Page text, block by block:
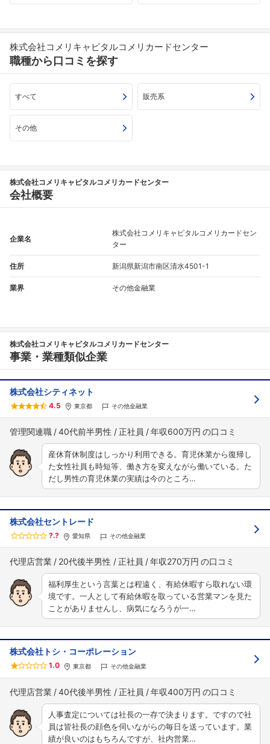
株式会社コメリキャピタルコメリカードセンター
職種から口コミを探す
すべて 販売系
その他
株式会社コメリキャピタルコメリカードセンター
会社概要
企業名
株式会社コメリキャピタルコメリカードセン
ター
住所 新潟県新潟市南区清水4501-1
業界 その他金融業
株式会社コメリキャピタルコメリカードセンター
事業・業種類似企業
株式会社シティネット
4.5 東京都 その他金融業
管理関連職 40代前半男性 正社員 年収600万円
産休育休制度はしっかり利用できる。育児休業から復帰し
た女性社員も時短等、働き方を変えながら働いている。た
だし男性の育児休業の実績は今のところ…
株式会社セントレード
?.? 愛知県 その他金融業
代理店営業 20代後半男性 正社員 年収270万円
福利厚生という言葉とは程遠く、有給休暇すら取れない環
境です。一人として有給休暇を取っている営業マンを見た
ことがありませんし、病気になろうが一…
株式会社トシ・コーポレーション
1.0 東京都 その他金融業
代理店営業 40代後半男性 正社員 年収400万円
人事査定については社長の一存で決まります。ですので社
員は皆社長の顔色を伺いながらの毎日を送っています。業
績が良いのはもちろんですが、社内営業…